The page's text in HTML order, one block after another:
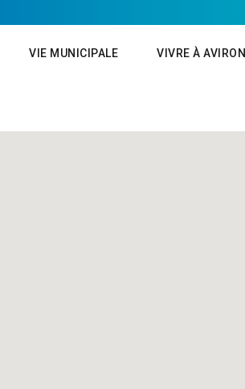
VIE MUNICIPALE VIVRE À AVIRON